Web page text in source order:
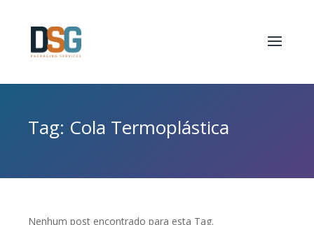
Tag: Cola Termoplástica
Nenhum post encontrado para esta Tag.